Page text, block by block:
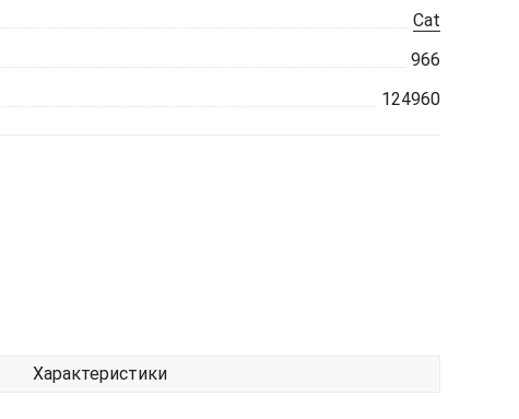
Cat
966
124960
Характеристики